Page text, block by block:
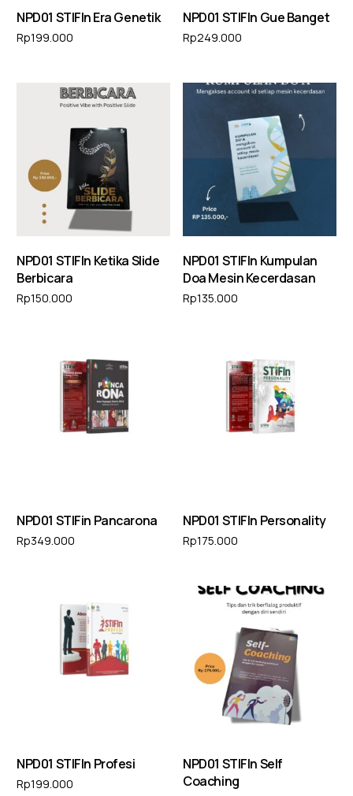
NPD01 STIFIn ⁠Era Genetik
Rp199.000
NPD01 STIFIn Gue Banget
Rp249.000
NPD01 STIFIn Ketika Slide
Berbicara
Rp150.000
NPD01 STIFIn Kumpulan
Doa Mesin Kecerdasan
Rp135.000
NPD01 STIFin Pancarona
Rp349.000
NPD01 STIFIn Personality
Rp175.000
NPD01 STIFIn Profesi
Rp199.000
NPD01 STIFIn Self
Coaching